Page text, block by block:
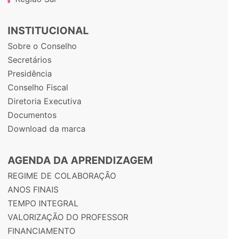
INSTITUCIONAL
Sobre o Conselho
Secretários
Presidência
Conselho Fiscal
Diretoria Executiva
Documentos
Download da marca
AGENDA DA APRENDIZAGEM
REGIME DE COLABORAÇÃO
ANOS FINAIS
TEMPO INTEGRAL
VALORIZAÇÃO DO PROFESSOR
FINANCIAMENTO